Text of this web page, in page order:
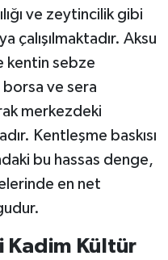
ve zeytincilik gibi
çalışılmaktadır. Aksu
kentin sebze
borsa ve sera
merkezdeki
Kentleşme baskısı
bu hassas denge,
en net
Kadim Kültür